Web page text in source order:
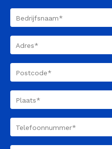
Bedrijfsnaam
Adres
Postcode
Plaats
Telefoonnummer